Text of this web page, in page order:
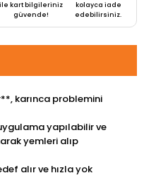
ile kart bilgileriniz
güvende!
kolayca iade
edebilirsiniz.
karınca problemini
yapılabilir ve
yemleri alıp
alır ve hızla yok